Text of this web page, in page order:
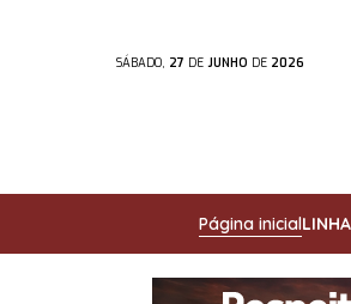
SÁBADO, 27 DE JUNHO DE 2026
Página inicial